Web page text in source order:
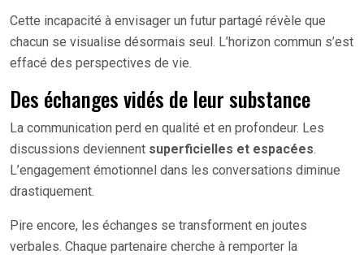
Cette incapacité à envisager un futur partagé révèle que
chacun se visualise désormais seul. L’horizon commun s’est
effacé des perspectives de vie.
Des échanges vidés de leur substance
La communication perd en qualité et en profondeur. Les
discussions deviennent superficielles et espacées.
L’engagement émotionnel dans les conversations diminue
drastiquement.
Pire encore, les échanges se transforment en joutes
verbales. Chaque partenaire cherche à remporter la